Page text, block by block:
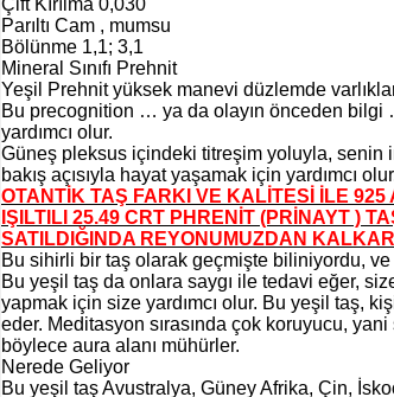
Çift Kırılma 0,030
Parıltı Cam , mumsu
Bölünme 1,1; 3,1
Mineral Sınıfı Prehnit
Yeşil Prehnit yüksek manevi düzlemde
Bu precognition … ya da olayın önceden bilgi
yardımcı olur.
Güneş pleksus içindeki titreşim yoluyla, senin
bakış açısıyla hayat yaşamak için yardımcı
OTANTİK TAŞ FARKI VE KALİTESİ İLE
IŞILTILI 25.49 CRT PHRENİT (PRİNAYT )
SATILDIĞINDA REYONUMUZDAN
Bu sihirli bir taş olarak geçmişte biliniyordu,
Bu yeşil taş da onlara saygı ile tedavi eğer,
yapmak için size yardımcı olur. Bu yeşil taş,
eder. Meditasyon sırasında çok koruyucu,
böylece aura alanı mühürler.
Nerede Geliyor
Bu yeşil taş Avustralya, Güney Afrika, Çin,